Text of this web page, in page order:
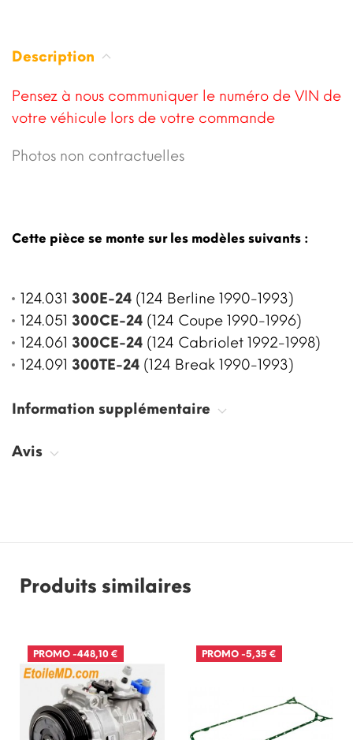
Description
Pensez à nous communiquer le numéro de VIN de
votre véhicule lors de votre commande
Photos non contractuelles
Cette pièce se monte sur les modèles suivants :
124.031 300E-24 (124 Berline 1990-1993)
124.051 300CE-24 (124 Coupe 1990-1996)
124.061 300CE-24 (124 Cabriolet 1992-1998)
124.091 300TE-24 (124 Break 1990-1993)
Information supplémentaire
Avis
Produits similaires
PROMO -448,10 € PROMO -5,35 €